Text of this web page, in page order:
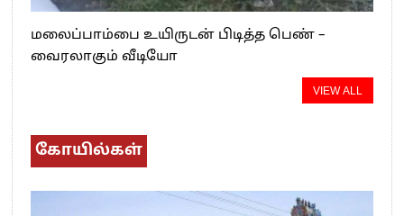
மலைப்பாம்பை உயிருடன் பிடித்த பெண் –
வைரலாகும் வீடியோ
VIEW ALL
கோயில்கள்